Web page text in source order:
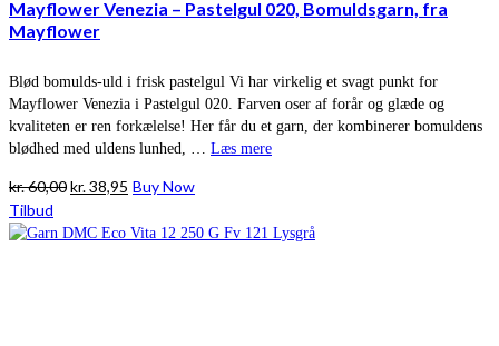
Mayflower Venezia – Pastelgul 020, Bomuldsgarn, fra
Mayflower
Blød bomulds-uld i frisk pastelgul Vi har virkelig et svagt punkt for
Mayflower Venezia i Pastelgul 020. Farven oser af forår og glæde og
kvaliteten er ren forkælelse! Her får du et garn, der kombinerer bomuldens
blødhed med uldens lunhed, … Læs mere
kr.60,00Den
pris
kr.38,95 Den
pris
Buy Now
Tilbud